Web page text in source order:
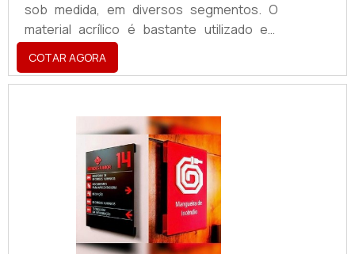
sob medida, em diversos segmentos. O
material acrílico é bastante utilizado em
acessórios de decoração, móveis,
brinquedos, entre outros.A versatilidade do
corte a laser acrílico preço acessível
atendem inúmeros objetivos. O
procedimento pode variar de acordo com o
tamanho e o tipo da peça
desejada.Possibilidades e outros
benefíciosPara a fabricação de uma mesa,
por exemplo, o co.
COTAR AGORA